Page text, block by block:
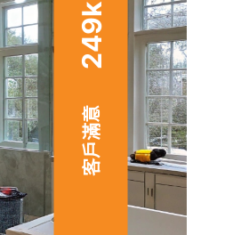
客戶滿意
249
k